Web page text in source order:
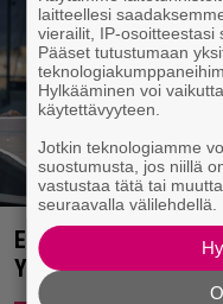
Eppu Normaalin
Ylellä
laitteellesi
vierailit, IP-osoitteestasi
Pääset tutustumaan
Hylkääminen voi
käytettävyyteen.
Jotkin teknologiamme
suostumusta, jos niillä
vastustaa tätä tai
seuraavalla välilehdellä.